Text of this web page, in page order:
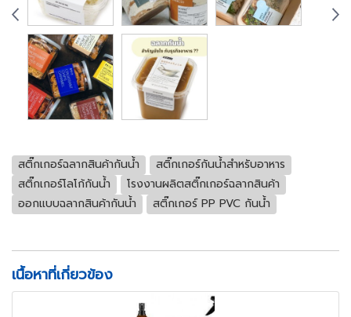
สติ๊กเกอร์ฉลากสินค้ากันน้ำ
สติ๊กเกอร์กันน้ำสำหรับอาหาร
สติ๊กเกอร์โลโก้กันน้ำ
โรงงานผลิตสติ๊กเกอร์ฉลากสินค้า
ออกแบบฉลากสินค้ากันน้ำ
สติ๊กเกอร์ PP PVC กันน้ำ
เนื้อหาที่เกี่ยวข้อง